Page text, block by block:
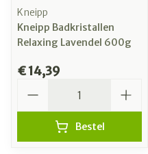
Kneipp
Kneipp Badkristallen
Relaxing Lavendel 600g
€ 14,39
Bestel